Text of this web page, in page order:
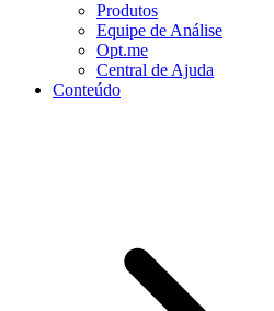
Produtos
Equipe de Análise
Opt.me
Central de Ajuda
Conteúdo